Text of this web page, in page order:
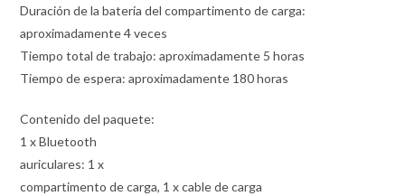
Duración de la batería del compartimento de carga:
aproximadamente 4 veces
Tiempo total de trabajo: aproximadamente 5 horas
Tiempo de espera: aproximadamente 180 horas
Contenido del paquete:
1 x Bluetooth
auriculares: 1 x
compartimento de carga, 1 x cable de carga